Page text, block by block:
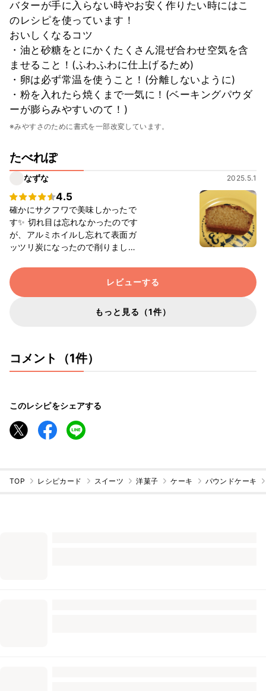
バターが手に入らない時やお安く作りたい時にはこ
のレシピを使っています！
おいしくなるコツ
・油と砂糖をとにかくたくさん混ぜ合わせ空気を含
ませること！(ふわふわに仕上げるため)
・卵は必ず常温を使うこと！(分離しないように)
・粉を入れたら焼くまで一気に！(ベーキングパウダ
ーが膨らみやすいのて！)
※みやすさのために書式を一部改変しています。
たべれぽ
なずな 2025.5.1
4.5
確かにサクフワで美味しかったで
す✨ 切れ目は忘れなかったのです
が、アルミホイルし忘れて表面ガ
ッツリ炭になったので削りました
良かったかも？
レビューする
もっと見る（1件）
コメント（1件）
このレシピをシェアする
TOP レシピカード スイーツ 洋菓子 ケーキ パウンドケーキ